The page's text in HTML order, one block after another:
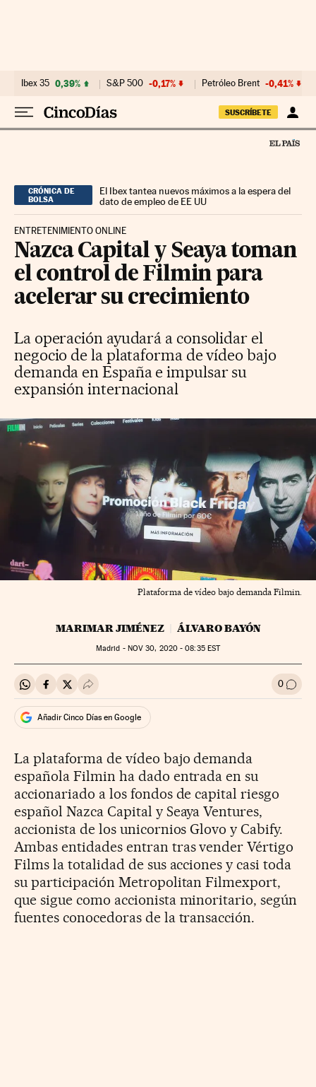
Ibex 35 0,39% S&P 500 -0,17% Petróleo Brent -0,41%
SUSCRÍBETE
CRÓNICA DE
BOLSA
El Ibex tantea nuevos máximos a la espera del
dato de empleo de EE UU
ENTRETENIMIENTO ONLINE
Nazca Capital y Seaya toman
el control de Filmin para
acelerar su crecimiento
La operación ayudará a consolidar el
negocio de la plataforma de vídeo bajo
demanda en España e impulsar su
expansión internacional
Plataforma de vídeo bajo demanda Filmin.
MARIMAR JIMÉNEZ ÁLVARO BAYÓN
Madrid - NOV 30, 2020 - 08:35EST
Compartir en Whatsapp
Compartir en Facebook
Compartir en Twitter
Desplegar Redes Sociales 0 Ir a
Añadir Cinco Días en Google
La plataforma de vídeo bajo demanda
española Filmin ha dado entrada en su
accionariado a los fondos de capital riesgo
español Nazca Capital y Seaya Ventures,
accionista de los unicornios Glovo y Cabify.
Ambas entidades entran tras vender Vértigo
Films la totalidad de sus acciones y casi toda
su participación Metropolitan Filmexport,
que sigue como accionista minoritario, según
fuentes conocedoras de la transacción.